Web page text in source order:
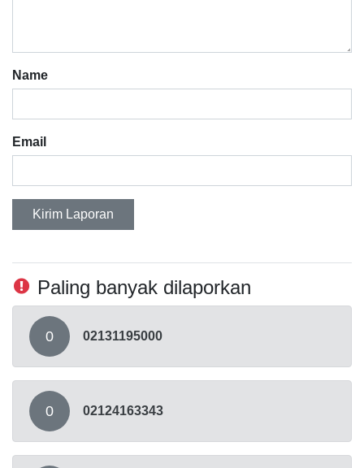
Name
Email
Kirim Laporan
Paling banyak dilaporkan
0 02131195000
0 02124163343